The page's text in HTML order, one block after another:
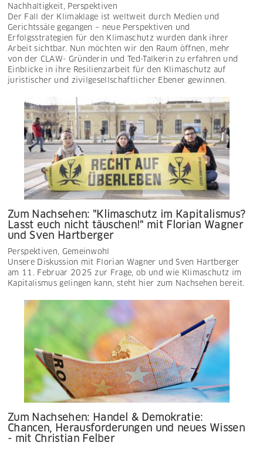
Nachhaltigkeit, Perspektiven
Der Fall der Klimaklage ist weltweit durch Medien und
Gerichtssäle gegangen – neue Perspektiven und
Erfolgsstrategien für den Klimaschutz wurden dank ihrer
Arbeit sichtbar. Nun möchten wir den Raum öffnen, mehr
von der CLAW- Gründerin und Ted-Talkerin zu erfahren und
Einblicke in ihre Resilienzarbeit für den Klimaschutz auf
juristischer und zivilgesellschaftlicher Ebener gewinnen.
Zum Nachsehen: "Klimaschutz im Kapitalismus?
Lasst euch nicht täuschen!" mit Florian Wagner
und Sven Hartberger
Perspektiven, Gemeinwohl
Unsere Diskussion mit Florian Wagner und Sven Hartberger
am 11. Februar 2025 zur Frage, ob und wie Klimaschutz im
Kapitalismus gelingen kann, steht hier zum Nachsehen bereit.
Zum Nachsehen: Handel & Demokratie:
Chancen, Herausforderungen und neues Wissen
- mit Christian Felber